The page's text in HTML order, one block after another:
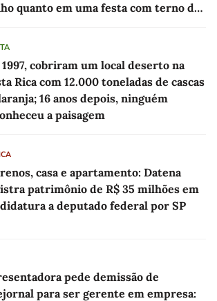
quanto em uma festa com terno de
1997, cobriram um local deserto na
Rica com 12.000 toneladas de cascas
16 anos depois, ninguém
a paisagem
casa e apartamento: Datena
patrimônio de R$ 35 milhões em
a deputado federal por SP
pede demissão de
para ser gerente em empresa: